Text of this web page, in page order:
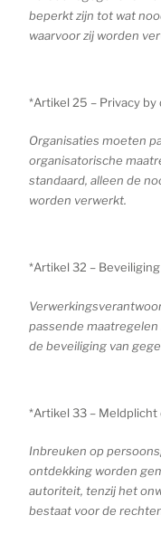
beperkt zijn tot wat
waarvoor zij worden
*Artikel 25 – Privacy
Organisaties moeten
organisatorische
standaard, alleen de
worden verwerkt.
*Artikel 32 –
passende
de beveiliging van
*Artikel 33 – Meldplicht
Inbreuken op
ontdekking worden
autoriteit, tenzij het
bestaat voor de